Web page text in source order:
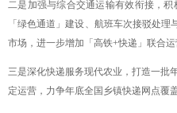
二是加强与综合交通运输有效衔接，
「绿色通道」建设、航班车次接驳处
市场，进一步增加「高铁+快递」联合
三是深化快递服务现代农业，打造一批
定运营，力争年底全国乡镇快递网点覆